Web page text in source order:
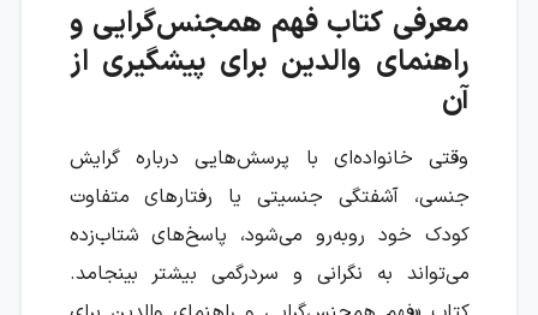
معرفی کتاب فهم همجنس‌گرایی و
راهنمای والدین برای پیشگیری از
آن
وقتی خانواده‌ای با پرسش‌هایی درباره گرایش
جنسی، آشفتگی جنسیتی یا رفتارهای متفاوت
کودک خود روبه‌رو می‌شود، پاسخ‌های شتاب‌زده
می‌تواند به نگرانی و سردرگمی بیشتر بینجامد.